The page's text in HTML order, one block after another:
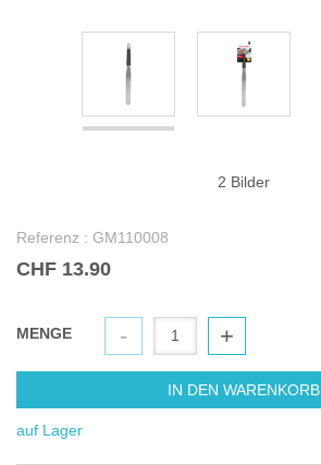
2 Bilder
Referenz : GM110008
CHF 13.90
MENGE - +
IN DEN WARENKORB
auf Lager